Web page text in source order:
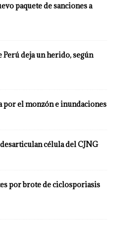
paquete de sanciones a
Perú deja un herido, según
por el monzón e inundaciones
célula del CJNG
por brote de ciclosporiasis